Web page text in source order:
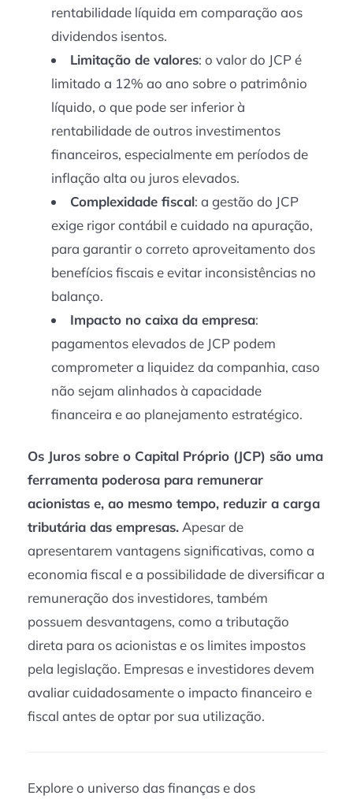
rentabilidade líquida em comparação aos
dividendos isentos.
Limitação de valores: o valor do JCP é
limitado a 12% ao ano sobre o patrimônio
líquido, o que pode ser inferior à
rentabilidade de outros investimentos
financeiros, especialmente em períodos de
inflação alta ou juros elevados.
Complexidade fiscal: a gestão do JCP
exige rigor contábil e cuidado na apuração,
para garantir o correto aproveitamento dos
benefícios fiscais e evitar inconsistências no
balanço.
Impacto no caixa da empresa:
pagamentos elevados de JCP podem
comprometer a liquidez da companhia, caso
não sejam alinhados à capacidade
financeira e ao planejamento estratégico.
Os Juros sobre o Capital Próprio (JCP) são uma
ferramenta poderosa para remunerar
acionistas e, ao mesmo tempo, reduzir a carga
tributária das empresas. Apesar de
apresentarem vantagens significativas, como a
economia fiscal e a possibilidade de diversificar a
remuneração dos investidores, também
possuem desvantagens, como a tributação
direta para os acionistas e os limites impostos
pela legislação. Empresas e investidores devem
avaliar cuidadosamente o impacto financeiro e
fiscal antes de optar por sua utilização.
Explore o universo das finanças e dos